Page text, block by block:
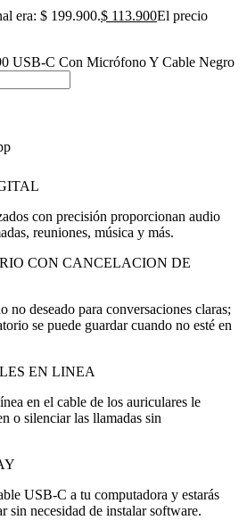
era: $ 199.900.$ 113.900El precio
USB-C Con Micrófono Y Cable Negro
con precisión proporcionan audio
reuniones, música y más.
CON CANCELACION DE
deseado para conversaciones claras;
se puede guardar cuando no esté en
EN LINEA
en el cable de los auriculares le
o silenciar las llamadas sin
USB-C a tu computadora y estarás
sin necesidad de instalar software.